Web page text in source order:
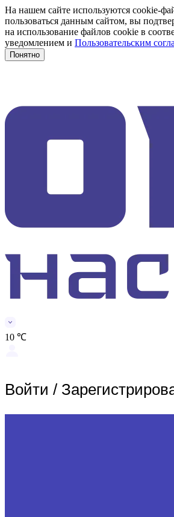
На нашем сайте используются cookie-
пользоваться данным сайтом, вы
на использование файлов cookie в
уведомлением и Пользовательским
Понятно
10 ℃
Войти /